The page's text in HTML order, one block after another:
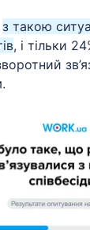
з такою
, і тільки